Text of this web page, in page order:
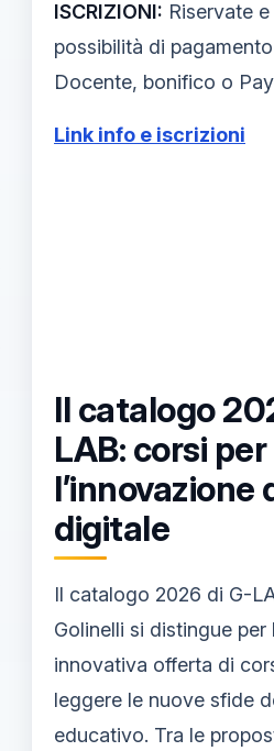
ISCRIZIONI: Riservate
possibilità di
Docente, bonifico o
Link info e iscrizioni
Il catalogo
LAB: corsi per
digitale
Il catalogo 2026 di G-
Golinelli si distingue per
innovativa offerta di
leggere le nuove sfide
educativo. Tra le